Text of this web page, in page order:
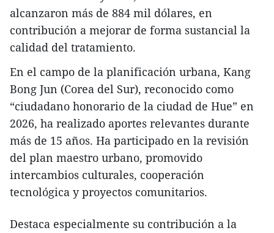
alcanzaron más de 884 mil dólares, en
contribución a mejorar de forma sustancial la
calidad del tratamiento.
​En el campo de la planificación urbana, Kang
Bong Jun (Corea del Sur), reconocido como
“ciudadano honorario de la ciudad de Hue” en
2026, ha realizado aportes relevantes durante
más de 15 años. Ha participado en la revisión
del plan maestro urbano, promovido
intercambios culturales, cooperación
tecnológica y proyectos comunitarios.
Destaca especialmente su contribución a la